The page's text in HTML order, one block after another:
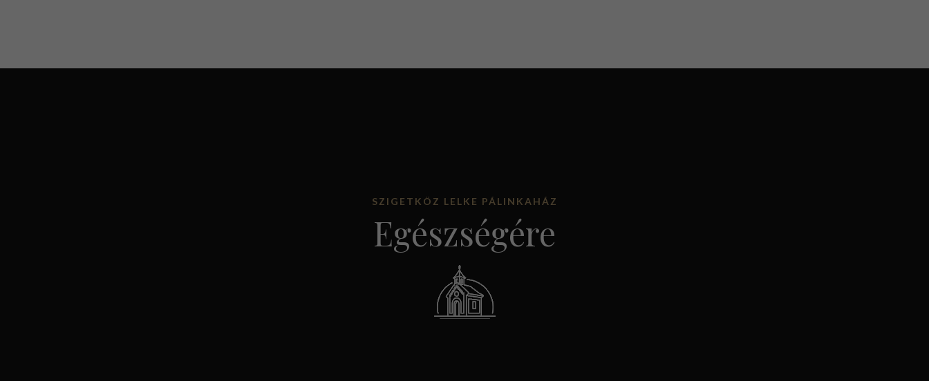
Málna pálinka Cigánymeggy
SZIGETKÖZ LELKE PÁLINKAHÁZ
Egészségére